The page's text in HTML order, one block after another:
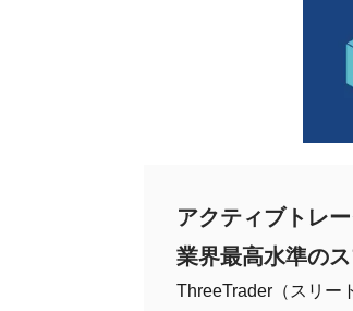
アクティブトレ
業界最高水準の
ThreeTrader（スリー